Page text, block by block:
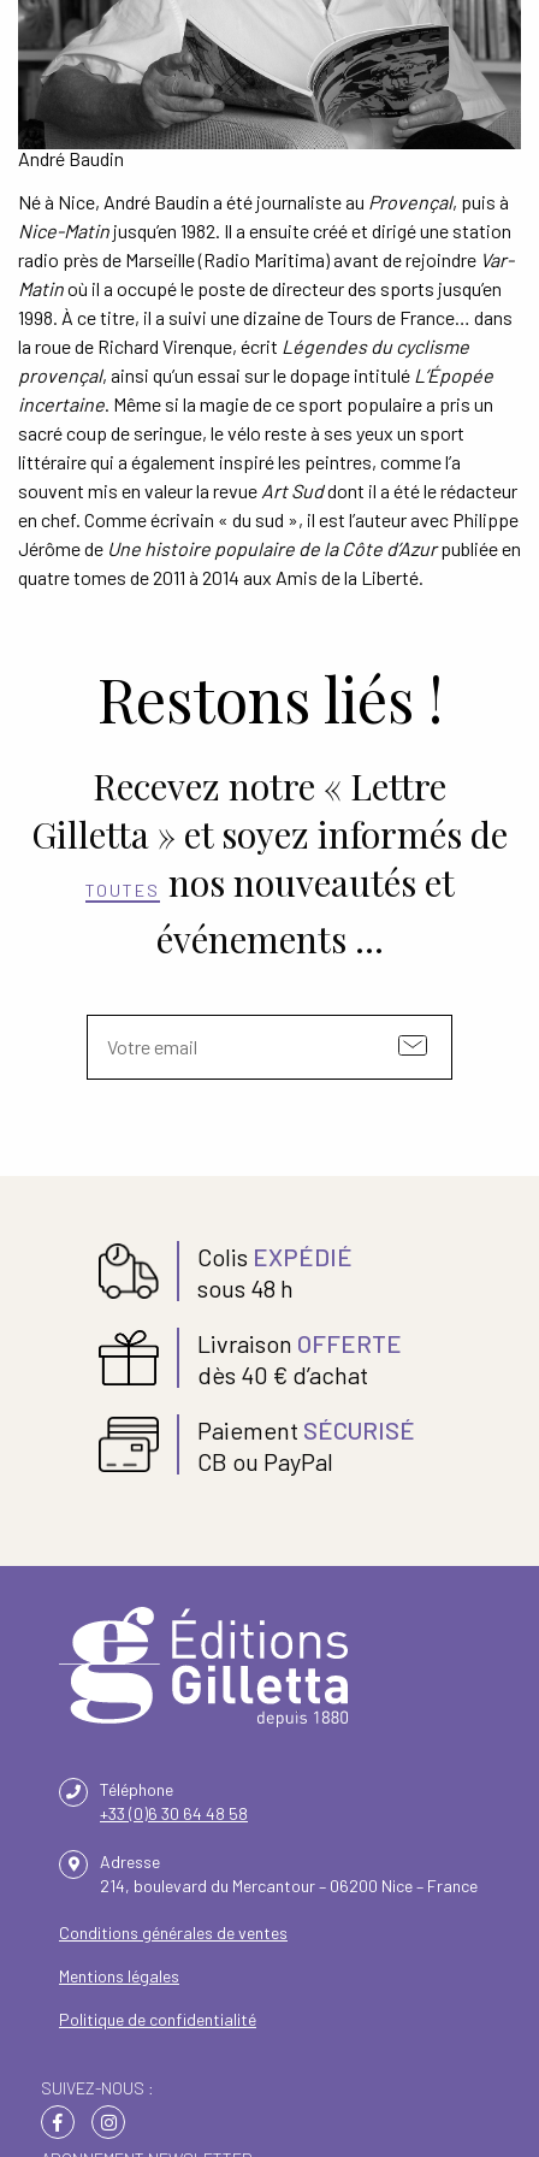
ESPACE PRO
Ouvrir
le
menu
enfant
André Baudin
Né à Nice, André Baudin a été journaliste au Provençal, puis à
Nice-Matin jusqu’en 1982. Il a ensuite créé et dirigé une station
radio près de Marseille (Radio Maritima) avant de rejoindre Var-
Matinoù il a occupé le poste de directeur des sports jusqu’en
1998. À ce titre, il a suivi une dizaine de Tours de France… dans
la roue de Richard Virenque, écrit Légendes du cyclisme
provençal, ainsi qu’un essai sur le dopage intitulé L’Épopée
incertaine . Même si la magie de ce sport populaire a pris un
sacré coup de seringue, le vélo reste à ses yeux un sport
littéraire qui a également inspiré les peintres, comme l’a
souvent mis en valeur la revue Art Suddont il a été le rédacteur
en chef. Comme écrivain « du sud », il est l’auteur avec Philippe
Jérôme de Une histoire populaire de la Côte d’Azurpubliée en
quatre tomes de 2011 à 2014 aux Amis de la Liberté.
Restons liés !
Recevez notre « Lettre
Gilletta » et soyez informés de
TOUTES nos nouveautés et
événements …
Colis EXPÉDIÉ
sous 48 h
Livraison OFFERTE
dès 40 € d’achat
Paiement SÉCURISÉ
CB ou PayPal
Téléphone
+33 (0)6 30 64 48 58
Adresse
214, boulevard du Mercantour – 06200 Nice – France
Conditions générales de ventes
Mentions légales
Politique de confidentialité
SUIVEZ-NOUS :